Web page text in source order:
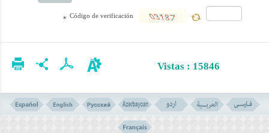
* Código de verificación
Vistas : 15846